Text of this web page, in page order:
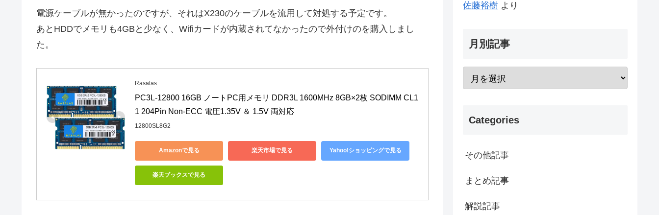
電源ケーブルが無かったのですが、それはX230のケーブルを流用して対処する予定です。
あとHDDでメモリも4GBと少なく、Wifiカードが内蔵されてなかったので外付けのを購入しまし
た。
Rasalas
PC3L-12800 16GB ノートPC用メモリ DDR3L 1600MHz 8GB×2枚 SODIMM CL1
1 204Pin Non-ECC 電圧1.35V ＆ 1.5V 両対応
12800SL8G2
Amazonで見る 楽天市場で見る Yahoo!ショッピングで見る
楽天ブックスで見る
佐藤裕樹 より
月別記事
Categories
その他記事
まとめ記事
解説記事